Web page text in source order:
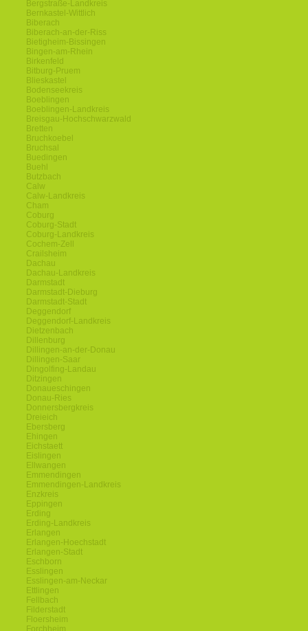
Bergstraße-Landkreis
Bernkastel-Wittlich
Biberach
Biberach-an-der-Riss
Bietigheim-Bissingen
Bingen-am-Rhein
Birkenfeld
Bitburg-Pruem
Blieskastel
Bodenseekreis
Boeblingen
Boeblingen-Landkreis
Breisgau-Hochschwarzwald
Bretten
Bruchkoebel
Bruchsal
Buedingen
Buehl
Butzbach
Calw
Calw-Landkreis
Cham
Coburg
Coburg-Stadt
Coburg-Landkreis
Cochem-Zell
Crailsheim
Dachau
Dachau-Landkreis
Darmstadt
Darmstadt-Dieburg
Darmstadt-Stadt
Deggendorf
Deggendorf-Landkreis
Dietzenbach
Dillenburg
Dillingen-an-der-Donau
Dillingen-Saar
Dingolfing-Landau
Ditzingen
Donaueschingen
Donau-Ries
Donnersbergkreis
Dreieich
Ebersberg
Ehingen
Eichstaett
Eislingen
Ellwangen
Emmendingen
Emmendingen-Landkreis
Enzkreis
Eppingen
Erding
Erding-Landkreis
Erlangen
Erlangen-Hoechstadt
Erlangen-Stadt
Eschborn
Esslingen
Esslingen-am-Neckar
Ettlingen
Fellbach
Filderstadt
Floersheim
Forchheim